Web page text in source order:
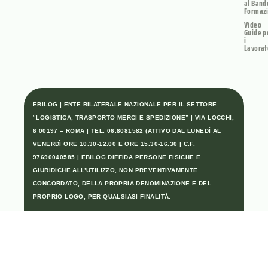
al
Video
Guide
i
EBILOG | ENTE BILATERALE NAZIONALE PER IL SETTORE
“LOGISTICA, TRASPORTO MERCI E SPEDIZIONE” | VIA LOCCHI,
6 00197 – ROMA | TEL. 06.8081582 (ATTIVO DAL LUNEDÌ AL
VENERDÌ ORE 10.30-12.00 E ORE 15.30-16.30 | C.F.
97690040585 | EBILOG DIFFIDA PERSONE FISICHE E
GIURIDICHE ALL’UTILIZZO, NON PREVENTIVAMENTE
CONCORDATO, DELLA PROPRIA DENOMINAZIONE E DEL
PROPRIO LOGO, PER QUALSIASI FINALITÀ.